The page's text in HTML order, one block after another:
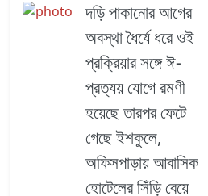
দড়ি পাকানোর আগের
অবস্থা ধৈর্যে ধরে ওই
প্রক্রিয়ার সঙ্গে ঈ-
প্রত্যয় যোগে রমণী
হয়েছে তারপর ফেটে
গেছে ইশকুলে,
অফিসপাড়ায় আবাসিক
হোটেলের সিঁড়ি বেয়ে